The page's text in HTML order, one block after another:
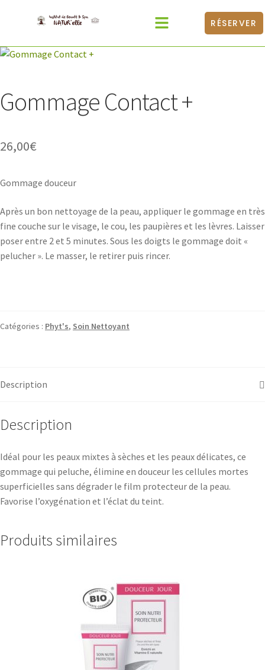
RÉSERVER
Gommage Contact +
26,00€
Gommage douceur
Après un bon nettoyage de la peau, appliquer le gommage en très
fine couche sur le visage, le cou, les paupières et les lèvres. Laisser
poser entre 2 et 5 minutes. Sous les doigts le gommage doit «
pelucher ». Le masser, le retirer puis rincer.
Catégories : Phyt's, Soin Nettoyant
Description
Description
Idéal pour les peaux mixtes à sèches et les peaux délicates, ce
gommage qui peluche, élimine en douceur les cellules mortes
superficielles sans dégrader le film protecteur de la peau.
Favorise l’oxygénation et l’éclat du teint.
Produits similaires